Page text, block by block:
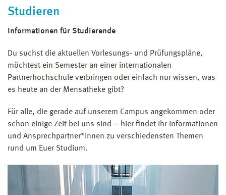
Studieren
Informationen für Studierende
Du suchst die aktuellen Vorlesungs- und Prüfungspläne,
möchtest ein Semester an einer internationalen
Partnerhochschule verbringen oder einfach nur wissen, was
es heute an der Mensatheke gibt?
Für alle, die gerade auf unserem Campus angekommen oder
schon einige Zeit bei uns sind – hier findet Ihr Informationen
und Ansprechpartner*innen zu verschiedensten Themen
rund um Euer Studium.